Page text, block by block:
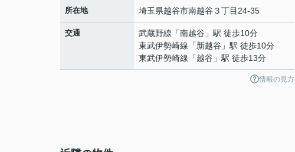
所在地 埼玉県越谷市南越谷 ３丁目24-35
交通 武蔵野線 「南越谷 」駅 徒歩10分
東武伊勢崎線 「新越谷 」駅 徒歩10分
東武伊勢崎線 「越谷 」駅 徒歩13分
情報の見方